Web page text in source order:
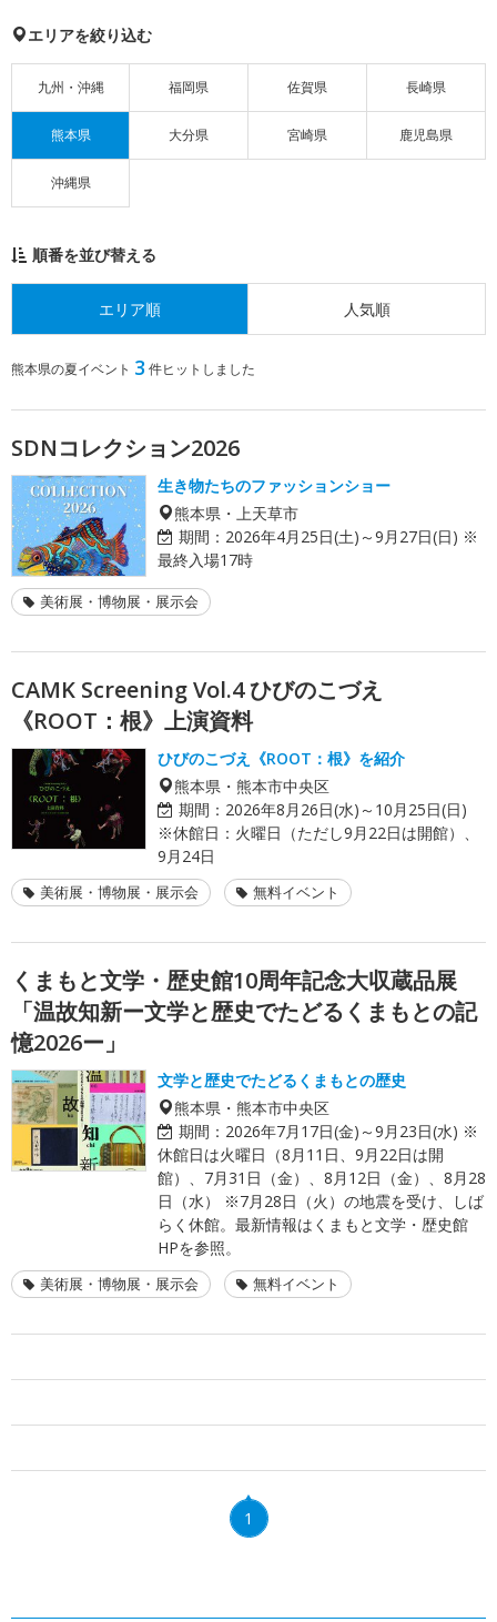
エリアを絞り込む
九州・沖縄 福岡県 佐賀県 長崎県
熊本県 大分県 宮崎県 鹿児島県
沖縄県
順番を並び替える
エリア順 人気順
熊本県の夏イベント 3 件ヒットしました
SDNコレクション2026
生き物たちのファッションショー
熊本県・上天草市
期間： 2026年4月25日(土)～9月27日(日) ※
最終入場17時
美術展・博物展・展示会
CAMK Screening Vol.4 ひびのこづえ
《ROOT：根》上演資料
ひびのこづえ《ROOT：根》を紹介
熊本県・熊本市中央区
期間： 2026年8月26日(水)～10月25日(日)
※休館日：火曜日（ただし9月22日は開館）、
9月24日
美術展・博物展・展示会 無料イベント
くまもと文学・歴史館10周年記念大収蔵品展
「温故知新ー文学と歴史でたどるくまもとの記
憶2026ー」
文学と歴史でたどるくまもとの歴史
熊本県・熊本市中央区
期間： 2026年7月17日(金)～9月23日(水) ※
休館日は火曜日（8月11日、9月22日は開
館）、7月31日（金）、8月12日（金）、8月28
日（水） ※7月28日（火）の地震を受け、しば
らく休館。最新情報はくまもと文学・歴史館
HPを参照。
美術展・博物展・展示会 無料イベント
1